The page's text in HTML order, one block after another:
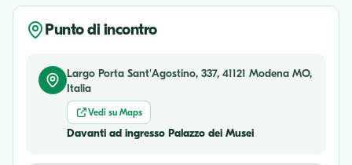
Punto di incontro
Largo Porta Sant'Agostino, 337, 41121 Modena MO,
Italia
Vedi su Maps
Davanti ad ingresso Palazzo dei Musei